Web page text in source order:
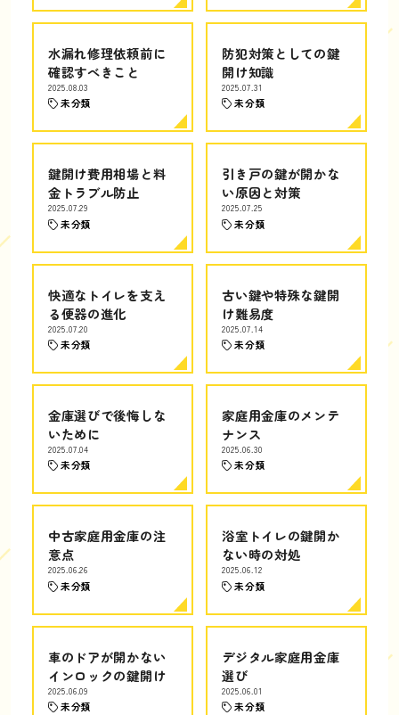
水漏れ修理依頼前に
確認すべきこと
2025.08.03
未分類
防犯対策としての鍵
開け知識
2025.07.31
未分類
鍵開け費用相場と料
金トラブル防止
2025.07.29
未分類
引き戸の鍵が開かな
い原因と対策
2025.07.25
未分類
快適なトイレを支え
る便器の進化
2025.07.20
未分類
古い鍵や特殊な鍵開
け難易度
2025.07.14
未分類
金庫選びで後悔しな
いために
2025.07.04
未分類
家庭用金庫のメンテ
ナンス
2025.06.30
未分類
中古家庭用金庫の注
意点
2025.06.26
未分類
浴室トイレの鍵開か
ない時の対処
2025.06.12
未分類
車のドアが開かない
インロックの鍵開け
2025.06.09
未分類
デジタル家庭用金庫
選び
2025.06.01
未分類